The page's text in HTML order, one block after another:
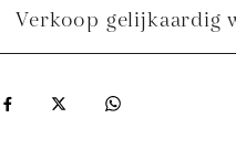
Verkoop gelijkaardig